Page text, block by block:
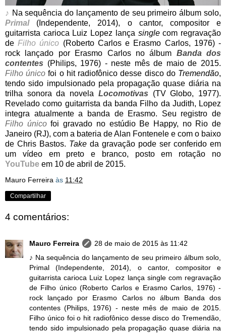
♪ Na sequência do lançamento de seu primeiro álbum solo,
Primal(Independente, 2014), o cantor, compositor e
guitarrista carioca Luiz Lopez lança singlecom regravação
deFilho único (Roberto Carlos e Erasmo Carlos, 1976) -
rock lançado por Erasmo Carlos no álbum Banda dos
contentes (Philips, 1976) - neste mês de maio de 2015.
Filho único foi o hit radiofônico desse disco do Tremendão,
tendo sido impulsionado pela propagação quase diária na
trilha sonora da novela Locomotivas (TV Globo, 1977).
Revelado como guitarrista da banda Filho da Judith, Lopez
integra atualmente a banda de Erasmo. Seu registro de
Filho únicofoi gravado no estúdio Be Happy, no Rio de
Janeiro (RJ), com a bateria de Alan Fontenele e com o baixo
de Chris Bastos. Take da gravação pode ser conferido em
um vídeo em preto e branco, posto em rotação no
YouTube em 10 de abril de 2015.
Mauro Ferreira às 11:42
Compartilhar
4 comentários:
Mauro Ferreira
28 de maio de 2015 às 11:42
♪ Na sequência do lançamento de seu primeiro álbum solo,
Primal (Independente, 2014), o cantor, compositor e
guitarrista carioca Luiz Lopez lança single com regravação
de Filho único (Roberto Carlos e Erasmo Carlos, 1976) -
rock lançado por Erasmo Carlos no álbum Banda dos
contentes (Philips, 1976) - neste mês de maio de 2015.
Filho único foi o hit radiofônico desse disco do Tremendão,
tendo sido impulsionado pela propagação quase diária na